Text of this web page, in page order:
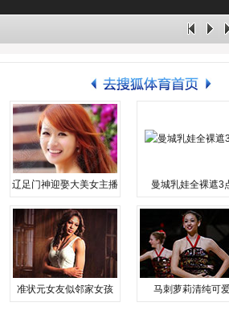
辽足门神迎娶大美女主播 曼城乳娃全裸遮3
准状元女友似邻家女孩 马刺萝莉清纯可